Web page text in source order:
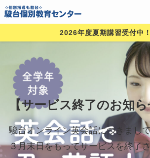
2026年度夏期講習受付中！
【サービス終了のお知ら
駿台オンライン英会話につきまし
３月末日をもってサービスを終了